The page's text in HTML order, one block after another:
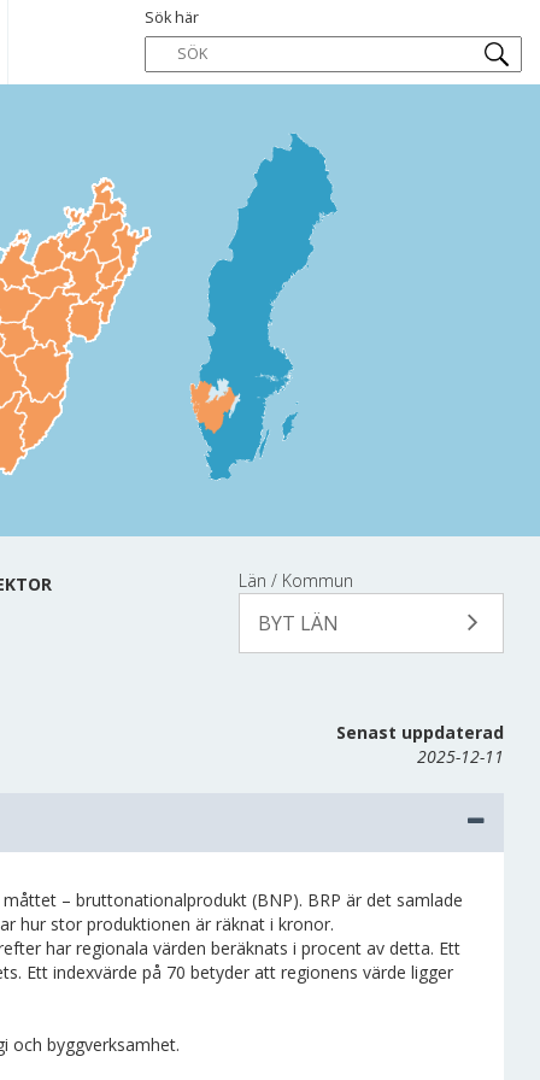
Sök här
Län / Kommun
BYT LÄN
Senast uppdaterad
2025-12-11
– bruttonationalprodukt (BNP). BRP är det samlade
hur stor produktionen är räknat i kronor.
har regionala värden beräknats i procent av detta. Ett
Ett indexvärde på 70 betyder att regionens värde ligger
och byggverksamhet.